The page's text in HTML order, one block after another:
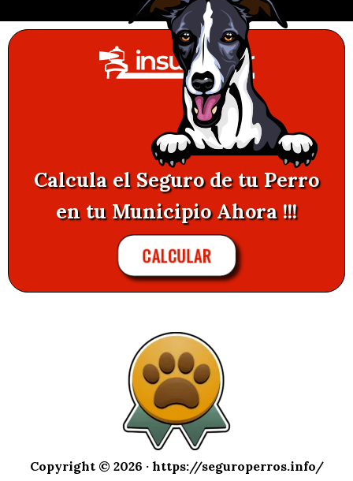
Calcula el Seguro de tu Perro
en tu Municipio Ahora !!!
CALCULAR
Copyright © 2026 · https://seguroperros.info/